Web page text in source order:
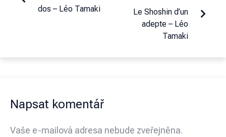
dos – Léo Tamaki
Le Shoshin d’un
adepte – Léo
Tamaki
Napsat komentář
Vaše e-mailová adresa nebude zveřejněna.